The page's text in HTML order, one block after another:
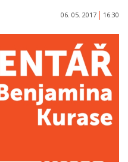
06. 05. 2017 16:30